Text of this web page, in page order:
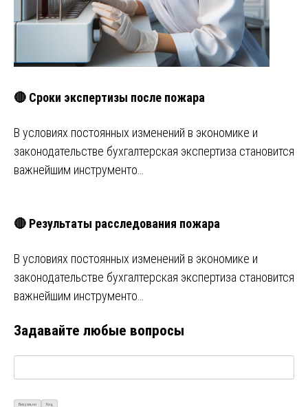
🔴 Сроки экспертизы после пожара
В условиях постоянных изменений в экономике и
законодательстве бухгалтерская экспертиза становится
важнейшим инструменто…
🔴 Результаты расследования пожара
В условиях постоянных изменений в экономике и
законодательстве бухгалтерская экспертиза становится
важнейшим инструменто…
Задавайте любые вопросы
Визуально Код